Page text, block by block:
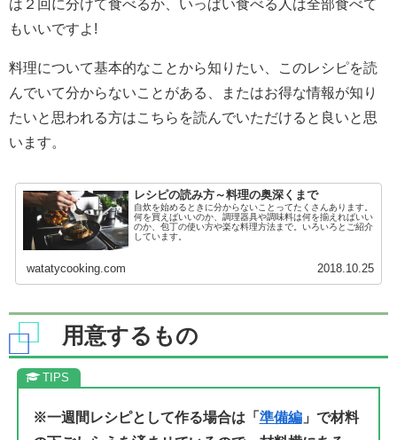
は２回に分けて食べるか、いっぱい食べる人は全部食べて
もいいですよ!
料理について基本的なことから知りたい、このレシピを読
んでいて分からないことがある、またはお得な情報が知り
たいと思われる方はこちらを読んでいただけると良いと思
います。
レシピの読み方～料理の奥深くまで
自炊を始めるときに分からないことってたくさんあります。
何を買えばいいのか、調理器具や調味料は何を揃えればいい
のか、包丁の使い方や楽な料理方法まで。いろいろとご紹介
しています。
watatycooking.com 2018.10.25
用意するもの
※一週間レシピとして作る場合は「 準備編」で材料